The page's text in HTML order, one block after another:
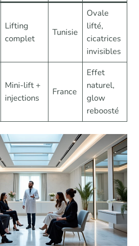
Lifting
complet
Tunisie
Ovale
lifté,
cicatrices
invisibles
Mini-lift +
injections
France
Effet
naturel,
glow
reboosté